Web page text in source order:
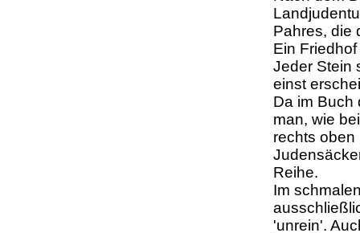
Pahres, die
Ein
Jeder Stein
einst
Da im Buch
man, wie
rechts oben
Reihe.
Im
'unrein'.